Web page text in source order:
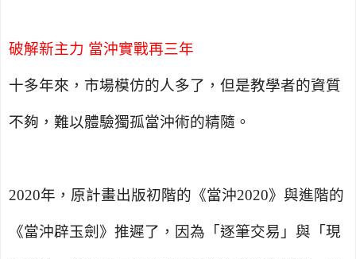
破解新主力 當沖實戰再三年
十多年來，市場模仿的人多了，但是教學者的資質
不夠，難以體驗獨孤當沖術的精隨。
2020年，原計畫出版初階的《當沖2020》與進階的
《當沖辟玉劍》 推遲了，因為「逐筆交易」與「現